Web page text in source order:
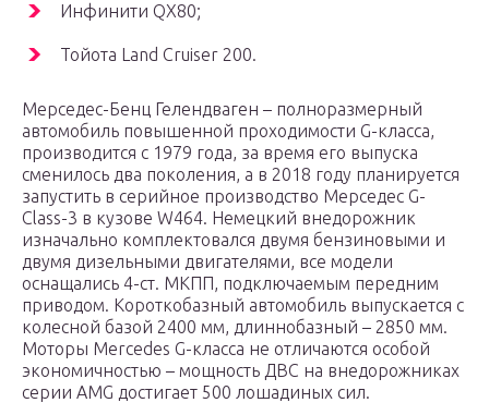
Инфинити QX80;
Тойота Land Cruiser 200.
Мерседес-Бенц Гелендваген – полноразмерный
автомобиль повышенной проходимости G-класса,
производится с 1979 года, за время его выпуска
сменилось два поколения, а в 2018 году планируется
запустить в серийное производство Мерседес G-
Class-3 в кузове W464. Немецкий внедорожник
изначально комплектовался двумя бензиновыми и
двумя дизельными двигателями, все модели
оснащались 4-ст. МКПП, подключаемым передним
приводом. Короткобазный автомобиль выпускается с
колесной базой 2400 мм, длиннобазный – 2850 мм.
Моторы Mercedes G-класса не отличаются особой
экономичностью – мощность ДВС на внедорожниках
серии AMG достигает 500 лошадиных сил.